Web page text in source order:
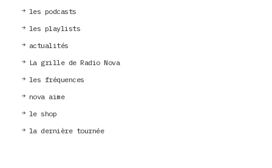
les podcasts
les playlists
actualités
La grille de Radio Nova
les fréquences
nova aime
le shop
la dernière tournée